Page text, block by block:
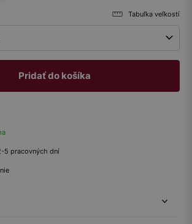
Tabuľka veľkostí
Pridať do košíka
5 pracovných dní